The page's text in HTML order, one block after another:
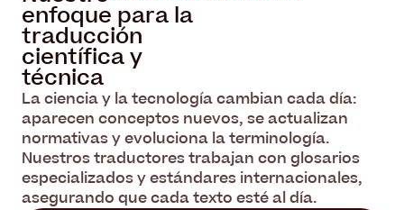
enfoque para la
traducción
científica y
técnica
La ciencia y la tecnología cambian cada día:
aparecen conceptos nuevos, se actualizan
normativas y evoluciona la terminología.
Nuestros traductores trabajan con glosarios
especializados y estándares internacionales,
asegurando que cada texto esté al día.